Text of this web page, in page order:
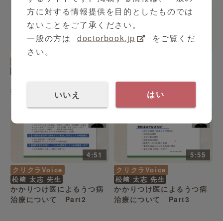
Part1 Part2
プライマリーケア医の為の
抗うつ治療を考える～うつ
病の治療と薬剤選択～
Part3
かかりつけ医によるうつ病
治療について Part1
4:51
クリクラVoice
松﨑 太志 先生
かかりつけ医によるうつ病
治療について Part2
5:55
クリクラVoice
松﨑 太志 先生
かかりつけ医によるうつ病
治療について Part3
方に対する情報提供を目的としたものでは
ないことをご了承ください。
一般の方は
doctorbook.jp
をご覧くだ
さい。
いいえ はい